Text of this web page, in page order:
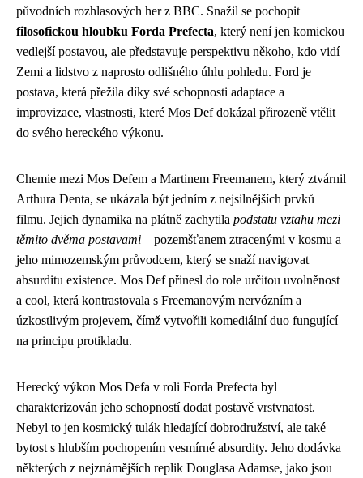
původních rozhlasových her z BBC. Snažil se pochopit
filosofickou hloubku Forda Prefecta, který není jen komickou
vedlejší postavou, ale představuje perspektivu někoho, kdo vidí
Zemi a lidstvo z naprosto odlišného úhlu pohledu. Ford je
postava, která přežila díky své schopnosti adaptace a
improvizace, vlastnosti, které Mos Def dokázal přirozeně vtělit
do svého hereckého výkonu.
Chemie mezi Mos Defem a Martinem Freemanem, který ztvárnil
Arthura Denta, se ukázala být jedním z nejsilnějších prvků
filmu. Jejich dynamika na plátně zachytila podstatu vztahu mezi
těmito dvěma postavami – pozemšťanem ztracenými v kosmu a
jeho mimozemským průvodcem, který se snaží navigovat
absurditu existence. Mos Def přinesl do role určitou uvolněnost
a cool, která kontrastovala s Freemanovým nervózním a
úzkostlivým projevem, čímž vytvořili komediální duo fungující
na principu protikladu.
Herecký výkon Mos Defa v roli Forda Prefecta byl
charakterizován jeho schopností dodat postavě vrstvnatost.
Nebyl to jen kosmický tulák hledající dobrodružství, ale také
bytost s hlubším pochopením vesmírné absurdity. Jeho dodávka
některých z nejznámějších replik Douglasa Adamse, jako jsou